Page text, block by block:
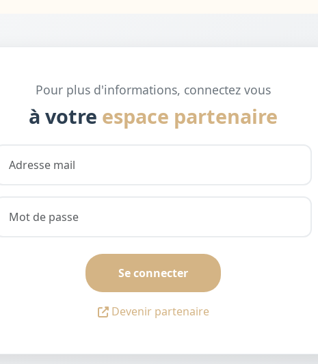
Pour plus d'informations, connectez vous
à votre espace partenaire
Se connecter
Devenir partenaire